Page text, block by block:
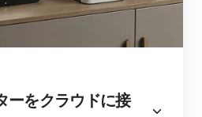
ーをクラウドに接